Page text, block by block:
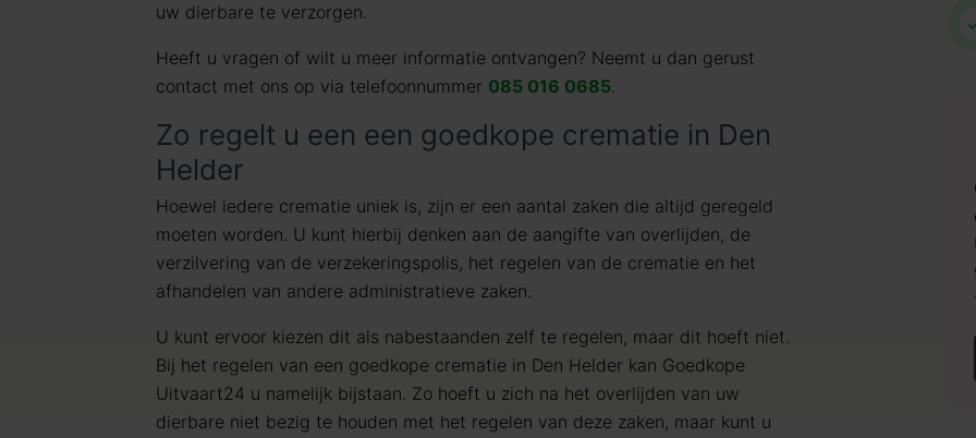
uw dierbare te verzorgen.
Heeft u vragen of wilt u meer informatie ontvangen? Neemt u dan gerust
contact met ons op via telefoonnummer 085 016 0685.
Zo regelt u een een goedkope crematie in Den
Helder
Hoewel iedere crematie uniek is, zijn er een aantal zaken die altijd geregeld
moeten worden. U kunt hierbij denken aan de aangifte van overlijden, de
verzilvering van de verzekeringspolis, het regelen van de crematie en het
afhandelen van andere administratieve zaken.
U kunt ervoor kiezen dit als nabestaanden zelf te regelen, maar dit hoeft niet.
Bij het regelen van een goedkope crematie in Den Helder kan Goedkope
Uitvaart24 u namelijk bijstaan. Zo hoeft u zich na het overlijden van uw
dierbare niet bezig te houden met het regelen van deze zaken, maar kunt u